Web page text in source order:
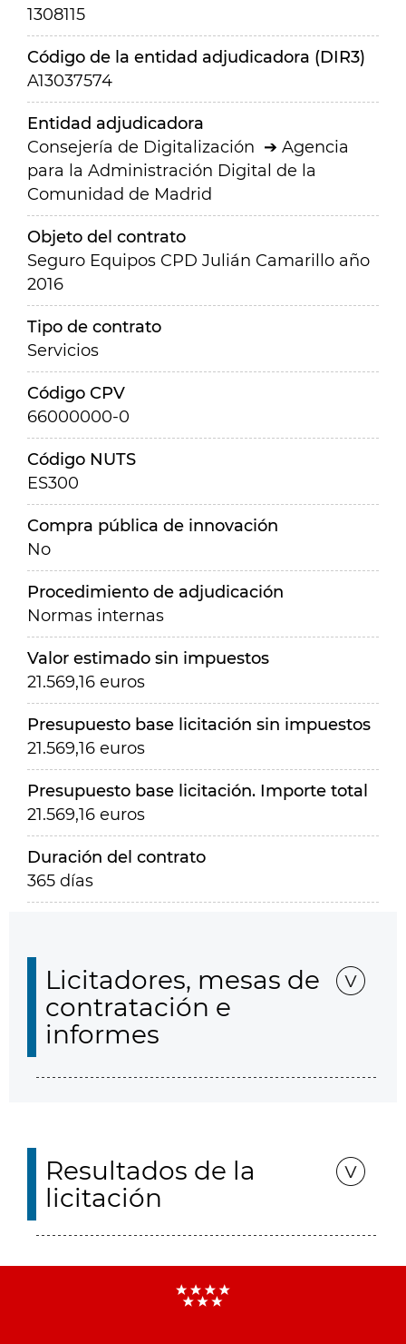
1308115
Código de la entidad adjudicadora (DIR3)
A13037574
Entidad adjudicadora
Consejería de Digitalización
Agencia
para la Administración Digital de la
Comunidad de Madrid
Objeto del contrato
Seguro Equipos CPD Julián Camarillo año
2016
Tipo de contrato
Servicios
Código CPV
66000000-0
Código NUTS
ES300
Compra pública de innovación
No
Procedimiento de adjudicación
Normas internas
Valor estimado sin impuestos
21.569,16 euros
Presupuesto base licitación sin impuestos
21.569,16 euros
Presupuesto base licitación. Importe total
21.569,16 euros
Duración del contrato
365 días
Licitadores, mesas de
contratación e
informes
Resultados de la
licitación